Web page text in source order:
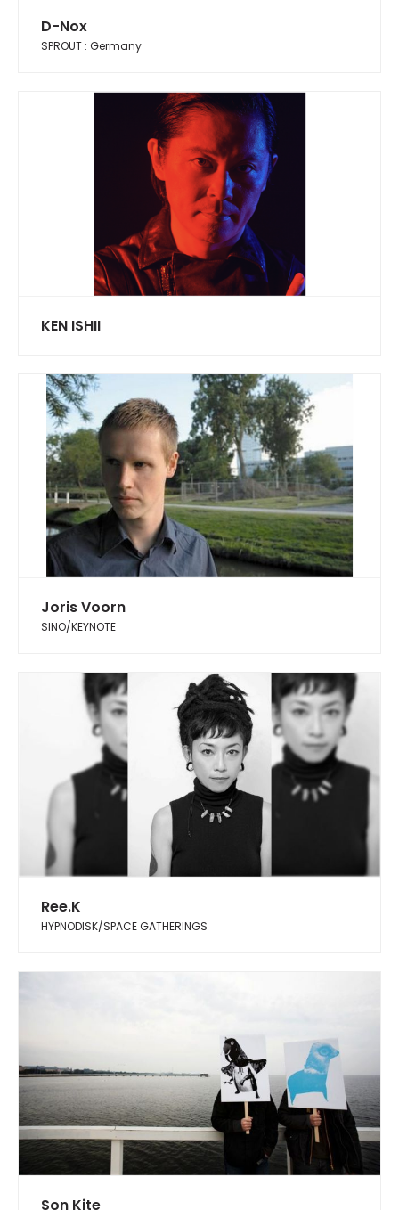
D-Nox
SPROUT : Germany
KEN ISHII
Joris Voorn
SINO/KEYNOTE
Ree.K
HYPNODISK/SPACE GATHERINGS
Son Kite